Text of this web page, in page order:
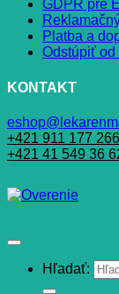
GDPR pre
Platba a
Odstúpiť od
KONTAKT
+421 911 177 266
+421 41 549 36
Hľadať: